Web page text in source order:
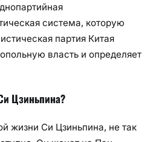
система, которую
партия Китая
власть и определяет
Цзиньпина?
жизни Си Цзиньпина, не так